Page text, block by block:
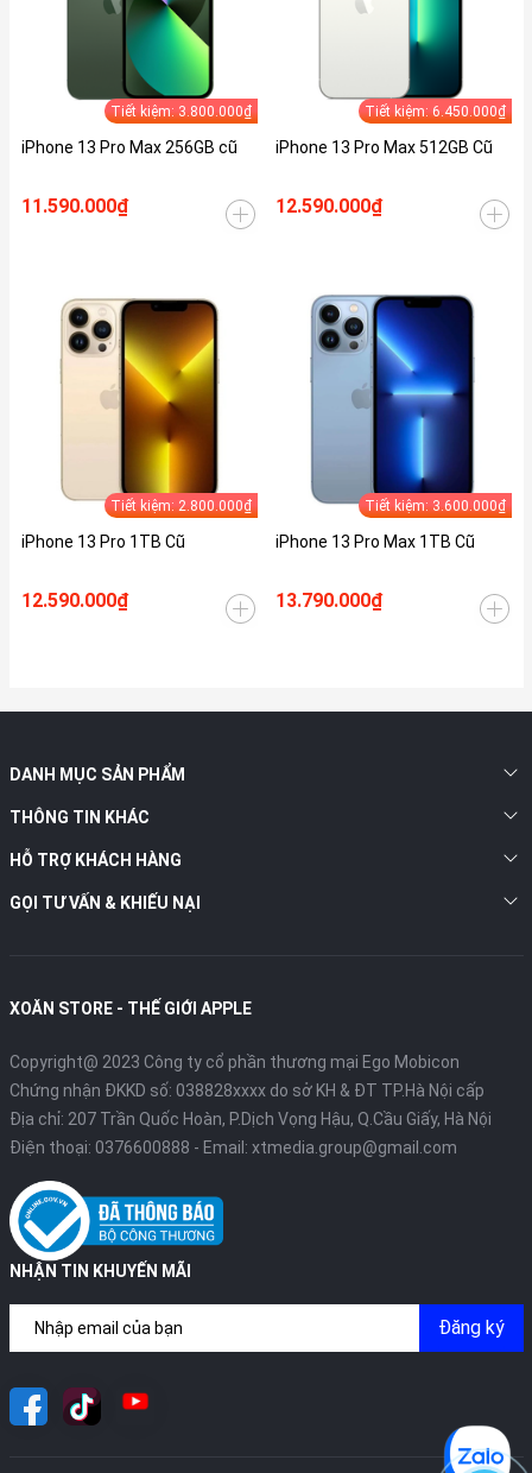
Tiết kiệm: 3.800.000₫
iPhone 13 Pro Max 256GB cũ
11.590.000₫
Tiết kiệm: 6.450.000₫
iPhone 13 Pro Max 512GB Cũ
12.590.000₫
Tiết kiệm: 2.800.000₫
iPhone 13 Pro 1TB Cũ
12.590.000₫
Tiết kiệm: 3.600.000₫
iPhone 13 Pro Max 1TB Cũ
13.790.000₫
DANH MỤC SẢN PHẨM
THÔNG TIN KHÁC
HỖ TRỢ KHÁCH HÀNG
GỌI TƯ VẤN & KHIẾU NẠI
XOĂN STORE - THẾ GIỚI APPLE
Copyright@ 2023 Công ty cổ phần thương mại Ego Mobicon
Chứng nhận ĐKKD số: 038828xxxx do sở KH & ĐT TP.Hà Nội cấp
Địa chỉ: 207 Trần Quốc Hoàn, P.Dịch Vọng Hậu, Q.Cầu Giấy, Hà Nội
Điện thoại: 0376600888 - Email: xtmedia.group@gmail.com
NHẬN TIN KHUYẾN MÃI
Đăng ký